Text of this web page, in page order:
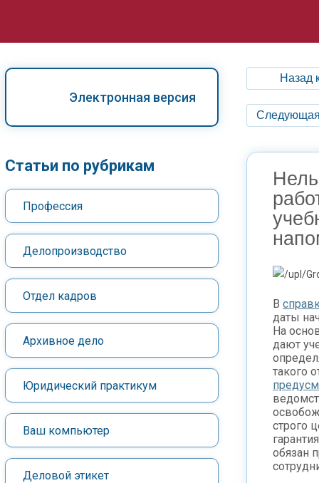
Электронная версия
Статьи по рубрикам
Профессия
Делопроизводство
Отдел кадров
Архивное дело
Юридический практикум
Ваш компьютер
Деловой этикет
Назад
Следующая
В
даты
На
дают
такого
строго
обязан